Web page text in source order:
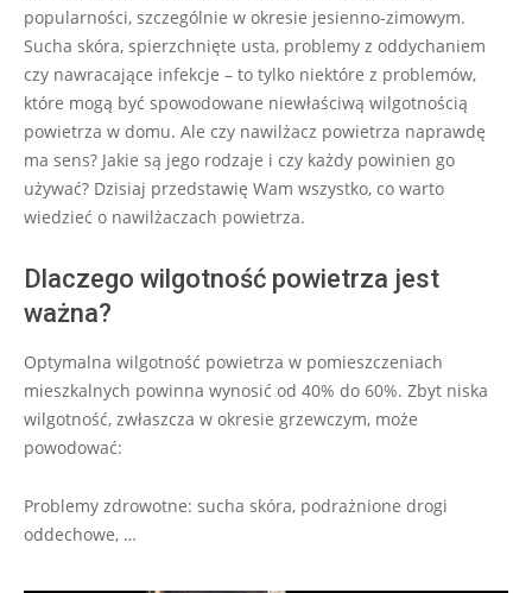
popularności, szczególnie w okresie jesienno-zimowym.
Sucha skóra, spierzchnięte usta, problemy z oddychaniem
czy nawracające infekcje – to tylko niektóre z problemów,
które mogą być spowodowane niewłaściwą wilgotnością
powietrza w domu. Ale czy nawilżacz powietrza naprawdę
ma sens? Jakie są jego rodzaje i czy każdy powinien go
używać? Dzisiaj przedstawię Wam wszystko, co warto
wiedzieć o nawilżaczach powietrza.
Dlaczego wilgotność powietrza jest
ważna?
Optymalna wilgotność powietrza w pomieszczeniach
mieszkalnych powinna wynosić od 40% do 60%. Zbyt niska
wilgotność, zwłaszcza w okresie grzewczym, może
powodować:
Problemy zdrowotne: sucha skóra, podrażnione drogi
oddechowe, …